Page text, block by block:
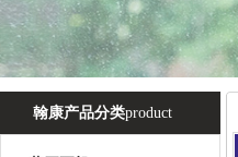
翰康产品分类product